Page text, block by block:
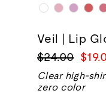
Veil | Lip
Precio
normal
$24.00
de
venta
Clear high-
zero color